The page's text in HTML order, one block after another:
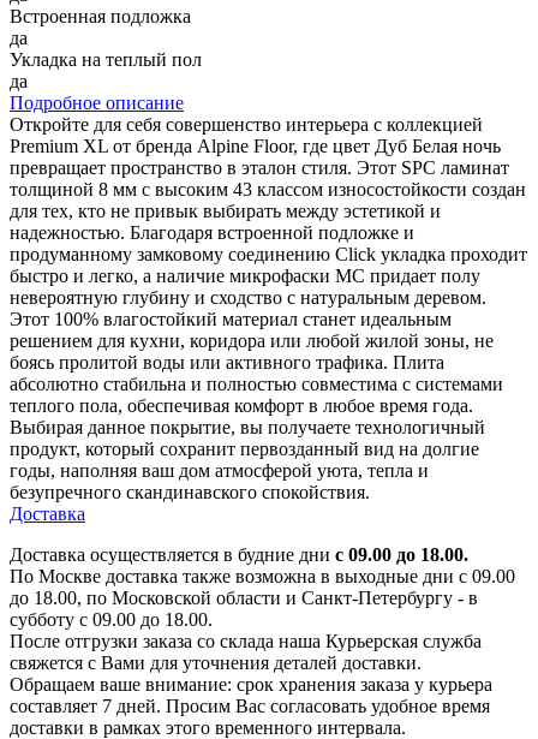
Встроенная подложка
да
Укладка на теплый пол
да
Подробное описание
Откройте для себя совершенство интерьера с коллекцией
Premium XL от бренда Alpine Floor, где цвет Дуб Белая ночь
превращает пространство в эталон стиля. Этот SPC ламинат
толщиной 8 мм с высоким 43 классом износостойкости создан
для тех, кто не привык выбирать между эстетикой и
надежностью. Благодаря встроенной подложке и
продуманному замковому соединению Click укладка проходит
быстро и легко, а наличие микрофаски MC придает полу
невероятную глубину и сходство с натуральным деревом.
Этот 100% влагостойкий материал станет идеальным
решением для кухни, коридора или любой жилой зоны, не
боясь пролитой воды или активного трафика. Плита
абсолютно стабильна и полностью совместима с системами
теплого пола, обеспечивая комфорт в любое время года.
Выбирая данное покрытие, вы получаете технологичный
продукт, который сохранит первозданный вид на долгие
годы, наполняя ваш дом атмосферой уюта, тепла и
безупречного скандинавского спокойствия.
Доставка
Доставка осуществляется в будние дни с 09.00 до 18.00.
По Москве доставка также возможна в выходные дни с 09.00
до 18.00, по Московской области и Санкт-Петербургу - в
субботу с 09.00 до 18.00.
После отгрузки заказа со склада наша Курьерская служба
свяжется с Вами для уточнения деталей доставки.
Обращаем ваше внимание: срок хранения заказа у курьера
составляет 7 дней. Просим Вас согласовать удобное время
доставки в рамках этого временного интервала.